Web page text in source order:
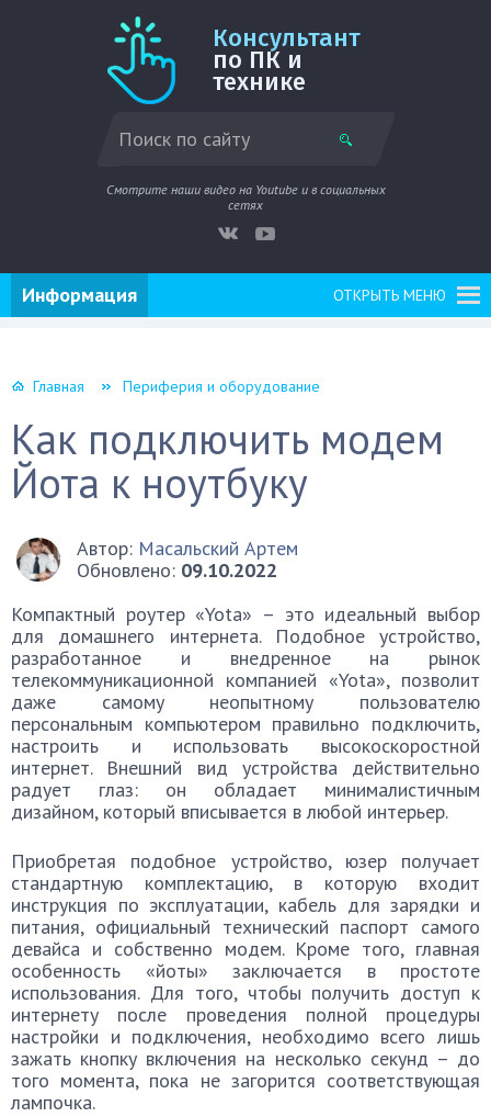
Консультант
по ПК и
технике
Смотрите наши видео на Youtube и в социальных
сетях
ОТКРЫТЬ МЕНЮ
Информация
Главная Периферия и оборудование
Как подключить модем
Йота к ноутбуку
Автор: Масальский Артем
Обновлено: 09.10.2022
Компактный роутер «Yota» – это идеальный выбор
для домашнего интернета. Подобное устройство,
разработанное и внедренное на рынок
телекоммуникационной компанией «Yota», позволит
даже самому неопытному пользователю
персональным компьютером правильно подключить,
настроить и использовать высокоскоростной
интернет. Внешний вид устройства действительно
радует глаз: он обладает минималистичным
дизайном, который вписывается в любой интерьер.
Приобретая подобное устройство, юзер получает
стандартную комплектацию, в которую входит
инструкция по эксплуатации, кабель для зарядки и
питания, официальный технический паспорт самого
девайса и собственно модем. Кроме того, главная
особенность «йоты» заключается в простоте
использования. Для того, чтобы получить доступ к
интернету после проведения полной процедуры
настройки и подключения, необходимо всего лишь
зажать кнопку включения на несколько секунд – до
того момента, пока не загорится соответствующая
лампочка.